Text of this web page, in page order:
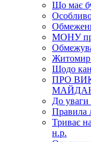
Що має
МОНУ
Житомир
Щодо
ПРО
До уваги
Правила
Триває
н.р.